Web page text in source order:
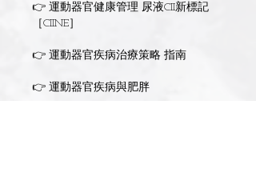
👉 運動器官健康管理 尿液CII新標記
［CIINE］
👉 運動器官疾病治療策略 指南
👉 運動器官疾病與肥胖